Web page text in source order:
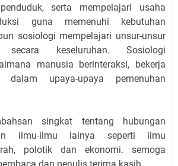
serta mempelajari usaha
guna memenuhi kebutuhan
sosiologi mempelajari unsur-unsur
secara keseluruhan. Sosiologi
manusia berinteraksi, bekerja
dalam upaya-upaya pemenuhan
singkat tentang hubungan
ilmu-ilmu lainya seperti ilmu
polotik dan ekonomi. semoga
dan penulis terima kasih.